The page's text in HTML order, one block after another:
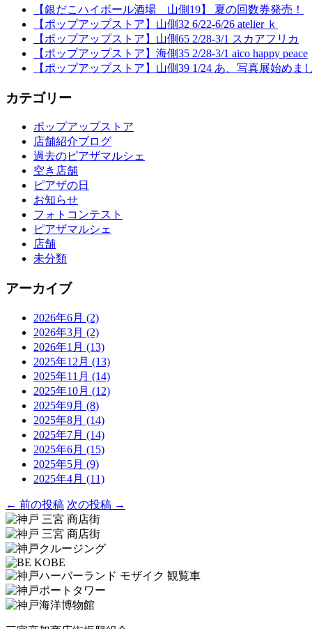
【銀だこハイボール酒場 山側19】 夏の回数券発売！
【ポップアップストア】山側32 6/22-6/26 atelier ｋ
【ポップアップストア】山側65 2/28-3/1 スカアフリカ
【ポップアップストア】海側35 2/28-3/1 aico happy peace
【ポップアップストア】山側39 1/24 あ、写真展始めま
カテゴリー
ポップアップストア
店舗紹介ブログ
過去のピアザマルシェ
空き店舗
ピアザの日
お知らせ
フォトコンテスト
ピアザマルシェ
店舗
未分類
アーカイブ
2026年6月 (2)
2026年3月 (2)
2026年1月 (13)
2025年12月 (13)
2025年11月 (14)
2025年10月 (12)
2025年9月 (8)
2025年8月 (14)
2025年7月 (14)
2025年6月 (15)
2025年5月 (9)
2025年4月 (11)
← 前の投稿 次の投稿 →